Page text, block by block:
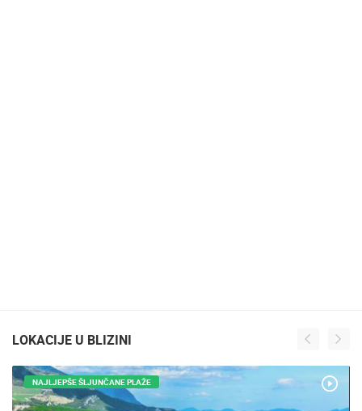
LOKACIJE U BLIZINI
NAJLJEPŠE ŠLJUNČANE PLAŽE